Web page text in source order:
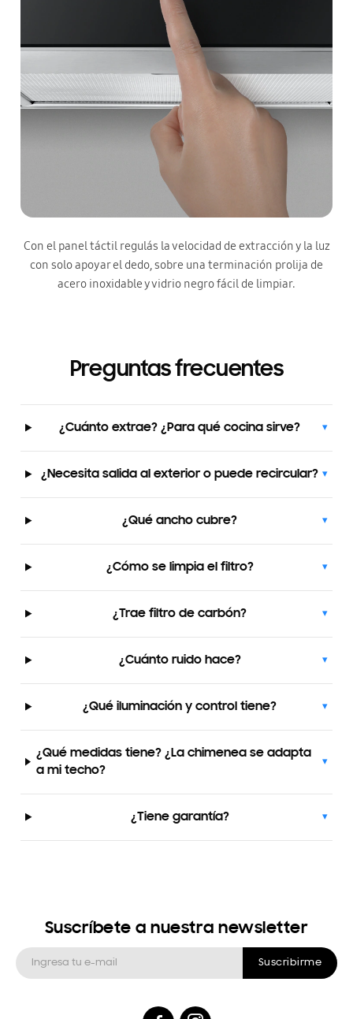
Con el panel táctil regulás la velocidad de extracción y la luz
con solo apoyar el dedo, sobre una terminación prolija de
acero inoxidable y vidrio negro fácil de limpiar.
Preguntas frecuentes
¿Cuánto extrae? ¿Para qué cocina sirve? ▾
¿Necesita salida al exterior o puede recircular? ▾
¿Qué ancho cubre? ▾
¿Cómo se limpia el filtro? ▾
¿Trae filtro de carbón? ▾
¿Cuánto ruido hace? ▾
¿Qué iluminación y control tiene? ▾
¿Qué medidas tiene? ¿La chimenea se adapta
a mi techo?
▾
¿Tiene garantía? ▾
Suscríbete a nuestra newsletter
Suscribirme